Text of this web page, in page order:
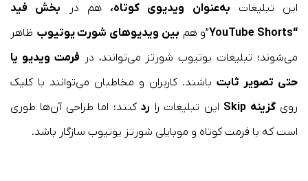
این تبلیغات به‌عنوان ویدیوی کوتاه، هم در بخش فید
“YouTube Shorts
”و هم بین ویدیوهای شورت یوتیوب ظاهر
می‌شوند؛ تبلیغات یوتیوب شورتز می‌توانند، در فرمت ویدیو یا
حتی تصویر ثابت باشند. کاربران و مخاطبان می‌توانند با کلیک
رویگزینه Skip این تبلیغات را ردکنند؛ اما طراحی آن‌ها طوری
است که با فرمت کوتاه و موبایلی شورتز یوتیوب سازگار باشد.